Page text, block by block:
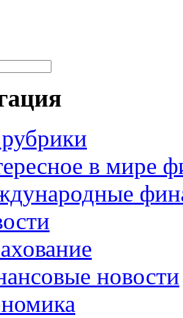
в мире
новости